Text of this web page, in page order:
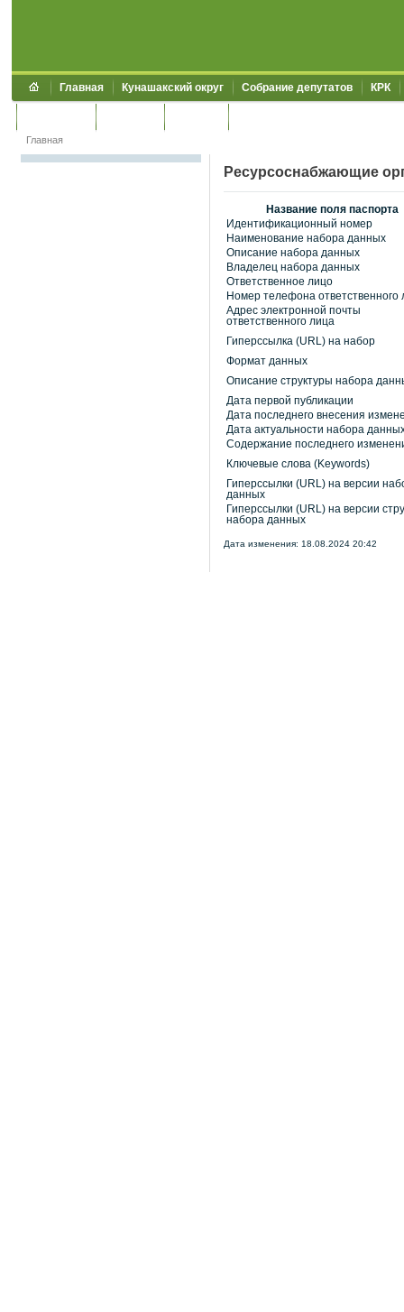
Главная Кунашакский округ Собрание депутатов КРК
Главная
Ресурсоснабжающие
Название поля паспорта
Идентификационный номер
Наименование набора данных
Описание набора данных
Владелец набора данных
Ответственное лицо
Номер телефона ответственного
Адрес электронной почты
ответственного лица
Гиперссылка (URL) на набор
Формат данных
Описание структуры набора
Дата первой публикации
Дата последнего внесения
Дата актуальности набора
Содержание последнего
Ключевые слова (Keywords)
Гиперссылки (URL) на версии
данных
Гиперссылки (URL) на версии
набора данных
Дата изменения: 18.08.2024 20:42